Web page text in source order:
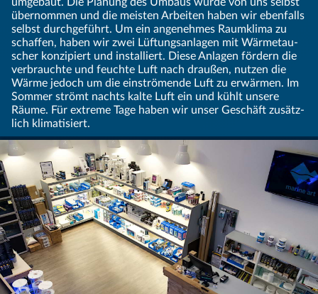
über­nommen und die meis­ten Ar­bei­ten haben wir eben­falls
selbst durch­ge­führt. Um ein angenehmes Raum­klima zu
schaf­fen, haben wir zwei Lüf­tungs­anla­gen mit Wärme­tau­
scher kon­zi­piert und in­stall­iert. Diese An­la­gen för­dern die
ver­brauchte und feuchte Luft nach draußen, nutzen die
Wärme jedoch um die ein­strö­mende Luft zu er­wär­men. Im
Som­mer strömt nachts kalte Luft ein und kühlt unsere
Räume. Für ex­treme Tage ha­ben wir unser Ge­schäft zu­sätz­
lich klima­ti­siert.